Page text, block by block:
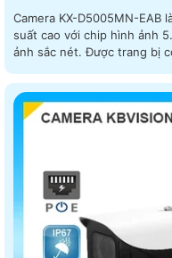
Camera KX-D5005MN-EAB
suất cao với chip hình ảnh
ảnh sắc nét. Được